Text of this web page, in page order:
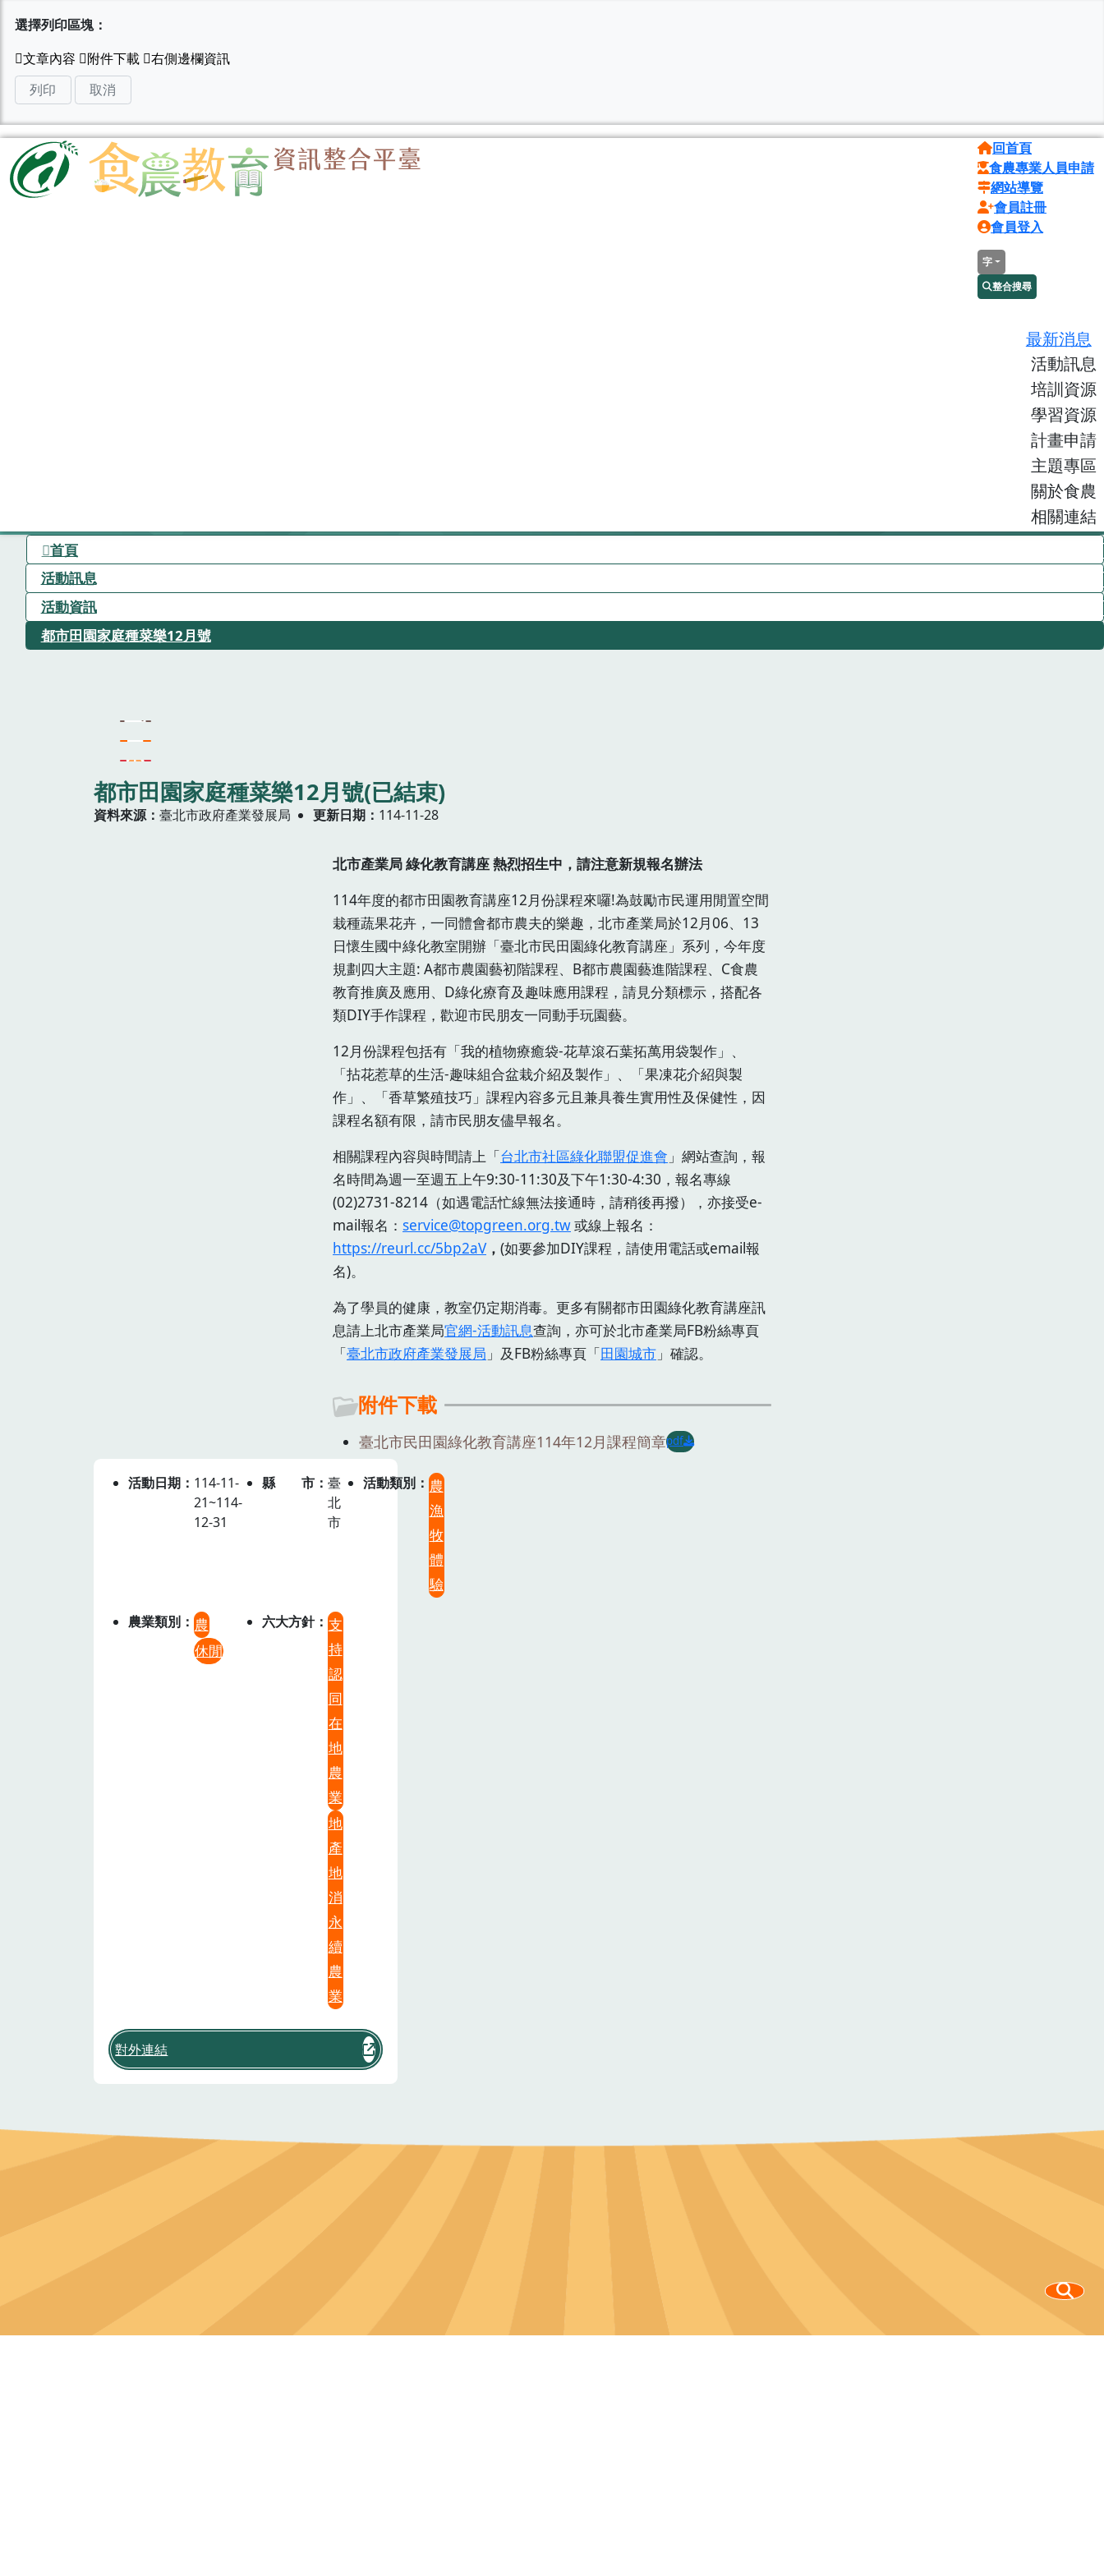
選擇列印區塊：
列印 取消
回首頁
食農專業人員申請
網站導覽
會員註冊
會員登入
字
整合搜尋
最新消息
活動訊息
培訓資源
學習資源
計畫申請
主題專區
關於食農
相關連結
首頁
活動訊息
活動資訊
都市田園家庭種菜樂12月號
都市田園家庭種菜樂12月號(已結束)
資料來源 臺北市政府產業發展局 更新日期 114-11-28
北市產業局綠化教育講座熱烈招生中，請注意新規報名辦法
114年度的都市田園教育講座12月份課程來囉!為鼓勵市民運用閒置空間
栽種蔬果花卉，一同體會都市農夫的樂趣，北市產業局於12月06、13
日懷生國中綠化教室開辦「臺北市民田園綠化教育講座」系列，今年度
規劃四大主題: A都市農園藝初階課程、B都市農園藝進階課程、C食農
教育推廣及應用、D綠化療育及趣味應用課程，請見分類標示，搭配各
類DIY手作課程，歡迎市民朋友一同動手玩園藝。
12月份課程包括有「我的植物療癒袋-花草滾石葉拓萬用袋製作」、
「拈花惹草的生活-趣味組合盆栽介紹及製作」、「果凍花介紹與製
作」、「香草繁殖技巧」課程內容多元且兼具養生實用性及保健性，因
課程名額有限，請市民朋友儘早報名。
相關課程內容與時間請上「台北市社區綠化聯盟促進會 」網站查詢，報
名時間為週一至週五上午9:30-11:30及下午1:30-4:30，報名專線
(02)2731-8214（如遇電話忙線無法接通時，請稍後再撥），亦接受e-
mail報名： service@topgreen.org.tw或線上報名：
https://reurl.cc/5bp2aV， (如要參加DIY課程，請使用電話或email報
名)。
為了學員的健康，教室仍定期消毒。更多有關都市田園綠化教育講座訊
息請上北市產業局官網-活動訊息查詢，亦可於北市產業局FB粉絲專頁
「臺北市政府產業發展局 」及FB粉絲專頁「田園城市 」確認。
附件下載
臺北市民田園綠化教育講座114年12月課程簡章pdf
活動日期
114-11-
21~114-
12-31
縣市
臺
北
市
活動類別
農
漁
牧
體
驗
農業類別
農
休閒
六大方針
支
持
認
同
在
地
農
業
地
產
地
消
永
續
農
業
對外連結